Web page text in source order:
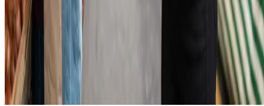
Agora que você conhece os principais meios de pagamento utilizados
no país, já tem as informações necessárias para
não perder nenhuma
venda . Diversificar as formas pelo qual o cliente pode levar um
produto também valoriza a sua empresa, uma vez que essa
preocupação mostra que o seu negócio é sério e não mede esforços
para atender às pessoas.
E aí, gostou do texto e quer conferir nossos próximos artigos em
primeira mão? Então, não deixe de curtir a
nossa página no Facebook